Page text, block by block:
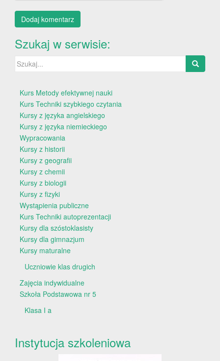
Szukaj w serwisie:
Szukaj:
Kurs Metody efektywnej nauki
Kurs Techniki szybkiego czytania
Kursy z języka angielskiego
Kursy z języka niemieckiego
Wypracowania
Kursy z historii
Kursy z geografii
Kursy z chemii
Kursy z biologii
Kursy z fizyki
Wystąpienia publiczne
Kurs Techniki autoprezentacji
Kursy dla szóstoklasisty
Kursy dla gimnazjum
Kursy maturalne
Uczniowie klas drugich
Zajęcia indywidualne
Szkoła Podstawowa nr 5
Klasa I a
Instytucja szkoleniowa